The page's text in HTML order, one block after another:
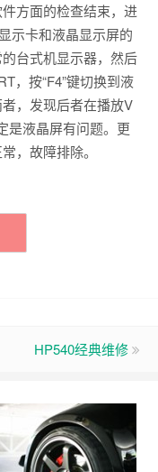
方面的检查结束，进
示卡和液晶显示屏的
台式机显示器，然后
，按“F4”键切换到液
，发现后者在播放V
是液晶屏有问题。更
，故障排除。
HP540经典维修